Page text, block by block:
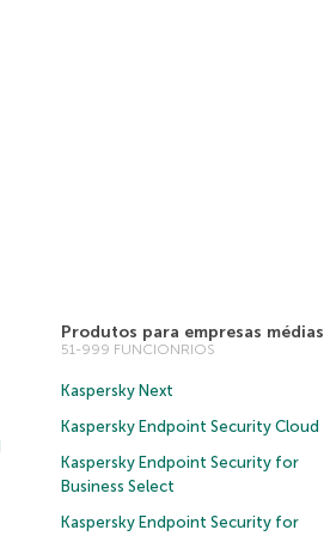
Produtos para empresas médias
51-999 FUNCIONRIOS
Kaspersky Next
Kaspersky Endpoint Security Cloud
Kaspersky Endpoint Security for
Business Select
Kaspersky Endpoint Security for